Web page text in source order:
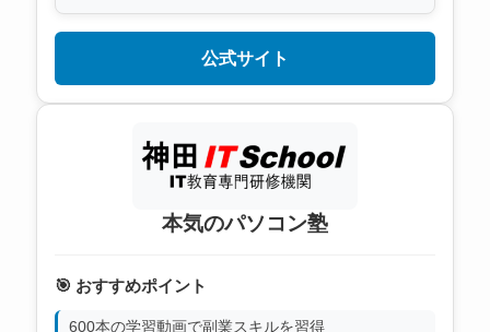
公式サイト
本気のパソコン塾
🎯 おすすめポイント
600本の学習動画で副業スキルを習得